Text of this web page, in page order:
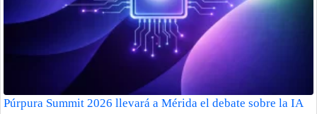
Púrpura Summit 2026 llevará a Mérida el debate sobre la IA